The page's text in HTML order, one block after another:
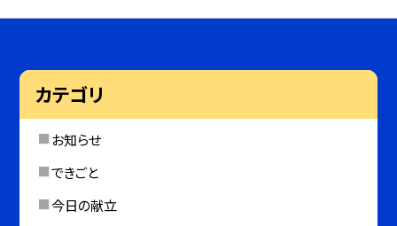
カテゴリ
お知らせ
できごと
今日の献立